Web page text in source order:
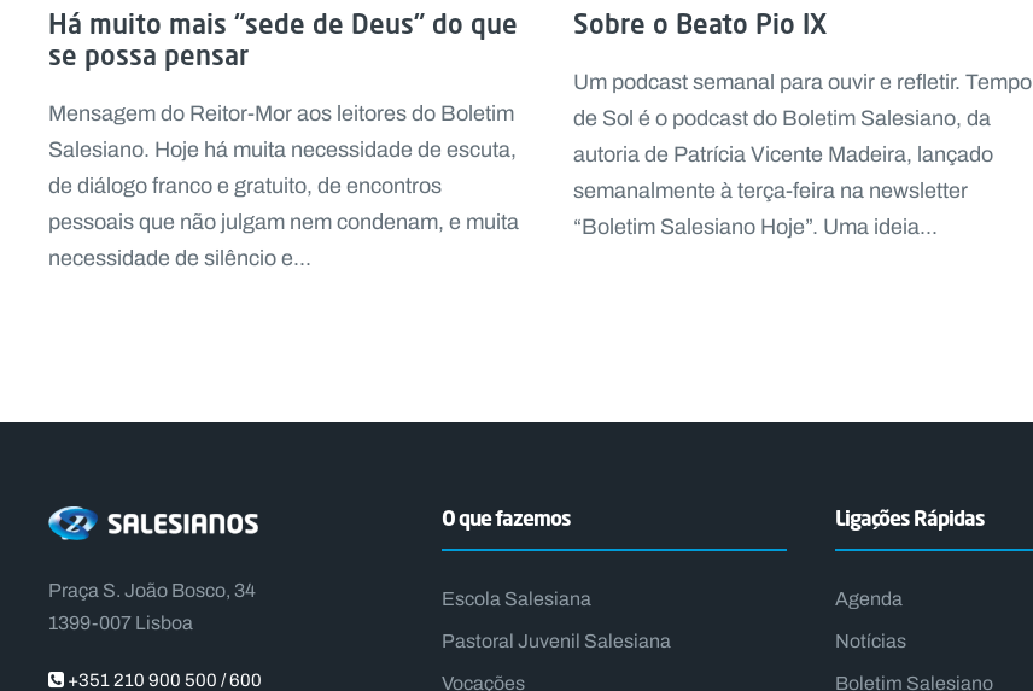
Há muito mais “sede de Deus” do que
se possa pensar
Mensagem do Reitor-Mor aos leitores do Boletim
Salesiano. Hoje há muita necessidade de escuta,
de diálogo franco e gratuito, de encontros
pessoais que não julgam nem condenam, e muita
necessidade de silêncio e...
Sobre o Beato Pio IX
Um podcast semanal para ouvir e refletir. Tempo
de Sol é o podcast do Boletim Salesiano, da
autoria de Patrícia Vicente Madeira, lançado
semanalmente à terça-feira na newsletter
“Boletim Salesiano Hoje”. Uma ideia...
Praça S. João Bosco, 34
1399-007 Lisboa
+351 210 900 500 / 600
O que fazemos
Escola Salesiana
Pastoral Juvenil Salesiana
Vocações
Ligações Rápidas
Agenda
Notícias
Boletim Salesiano